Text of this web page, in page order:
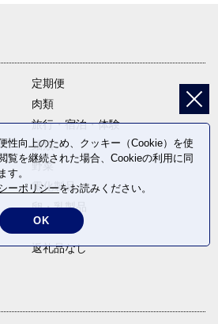
定期便
肉類
旅行・宿泊・体験
麺類
野菜
電化製品
卵・乳製品
米・穀物
返礼品なし
性向上のため、クッキー（Cookie）を使
覧を継続された場合、Cookieの利用に同
す。
ーポリシーをお読みください。
OK